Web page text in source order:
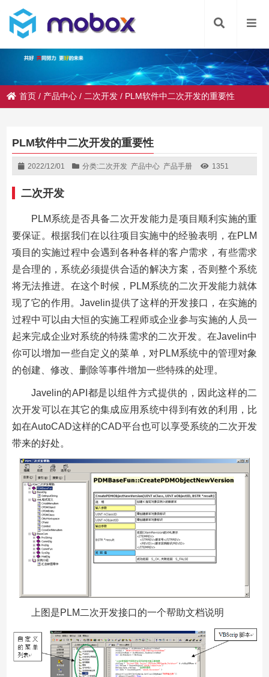
首页 / 产品中心 / 二次开发 / PLM软件中二次开发的重要性
PLM软件中二次开发的重要性
2022/12/01 分类:二次开发 产品中心 产品手册 1351
二次开发
PLM系统是否具备二次开发能力是项目顺利实施的重
要保证。根据我们在以往项目实施中的经验表明，在PLM
项目的实施过程中会遇到各种各样的客户需求，有些需求
是合理的，系统必须提供合适的解决方案，否则整个系统
将无法推进。在这个时候，PLM系统的二次开发能力就体
现了它的作用。Javelin提供了这样的开发接口，在实施的
过程中可以由大恒的实施工程师或企业参与实施的人员一
起来完成企业对系统的特殊需求的二次开发。在Javelin中
你可以增加一些自定义的菜单，对PLM系统中的管理对象
的创建、修改、删除等事件增加一些特殊的处理。
Javelin的API都是以组件方式提供的，因此这样的二
次开发可以在其它的集成应用系统中得到有效的利用，比
如在AutoCAD这样的CAD平台也可以享受系统的二次开发
带来的好处。
上图是PLM二次开发接口的一个帮助文档说明